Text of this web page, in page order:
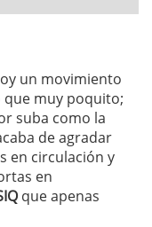
un movimiento
muy poquito;
suba como la
de agradar
en circulación y
en
que apenas